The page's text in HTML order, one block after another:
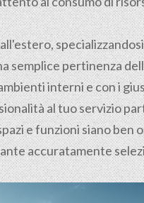
semplice pertinenza
interni e con i
al tuo servizio
e funzioni siano
accuratamente